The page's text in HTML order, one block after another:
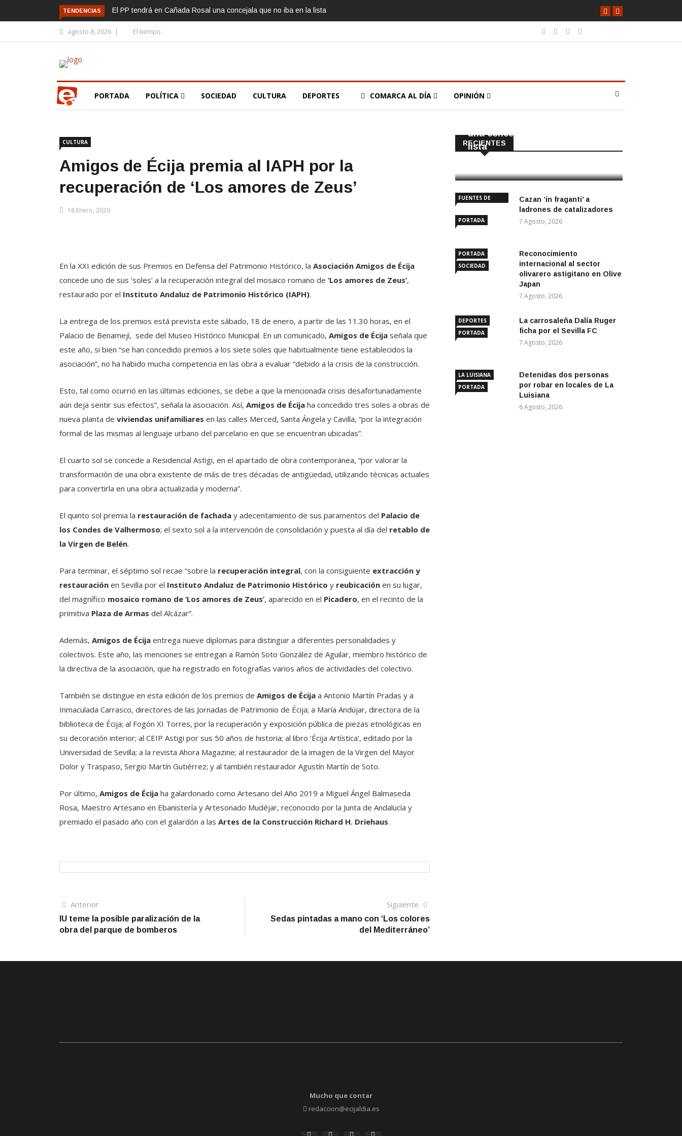
TENDENCIAS El PP tendrá en Cañada Rosal una concejala que no iba en la lista
agosto 8, 2026 El tiempo
PORTADA POLÍTICA SOCIEDAD CULTURA DEPORTES COMARCA AL DÍA OPINIÓN
CULTURA
Amigos de Écija premia al IAPH por la
recuperación de ‘Los amores de Zeus’
18 Enero, 2020
En la XXI edición de sus Premios en Defensa del Patrimonio Histórico, la Asociación Amigos de Écija
concede uno de sus ‘soles’ a la recuperación integral del mosaico romano de ‘Los amores de Zeus’,
restaurado por el Instituto Andaluz de Patrimonio Histórico (IAPH).
La entrega de los premios está prevista este sábado, 18 de enero, a partir de las 11.30 horas, en el
Palacio de Benamejí, sede del Museo Histórico Municipal. En un comunicado, Amigos de Écija señala que
este año, si bien “se han concedido premios a los siete soles que habitualmente tiene establecidos la
asociación”, no ha habido mucha competencia en las obra a evaluar “debido a la crisis de la construcción.
Esto, tal como ocurrió en las últimas ediciones, se debe a que la mencionada crisis desafortunadamente
aún deja sentir sus efectos”, señala la asociación. Así, Amigos de Écija ha concedido tres soles a obras de
nueva planta de viviendas unifamiliares en las calles Merced, Santa Ángela y Cavilla, “por la integración
formal de las mismas al lenguaje urbano del parcelario en que se encuentran ubicadas”.
El cuarto sol se concede a Residencial Astigi, en el apartado de obra contemporánea, “por valorar la
transformación de una obra existente de más de tres décadas de antigüedad, utilizando técnicas actuales
para convertirla en una obra actualizada y moderna”.
El quinto sol premia la restauración de fachada y adecentamiento de sus paramentos del Palacio de
los Condes de Valhermoso; el sexto sol a la intervención de consolidación y puesta al día del retablo de
la Virgen de Belén.
Para terminar, el séptimo sol recae “sobre la recuperación integral, con la consiguiente extracción y
restauración en Sevilla por el Instituto Andaluz de Patrimonio Histórico y reubicación en su lugar,
del magnífico mosaico romano de ‘Los amores de Zeus’, aparecido en el Picadero, en el recinto de la
primitiva Plaza de Armas del Alcázar”.
Además, Amigos de Écija entrega nueve diplomas para distinguir a diferentes personalidades y
colectivos. Este año, las menciones se entregan a Ramón Soto González de Aguilar, miembro histórico de
la directiva de la asociación, que ha registrado en fotografías varios años de actividades del colectivo.
También se distingue en esta edición de los premios de Amigos de Écija a Antonio Martín Pradas y a
Inmaculada Carrasco, directores de las Jornadas de Patrimonio de Écija; a María Andújar, directora de la
biblioteca de Écija; al Fogón XI Torres, por la recuperación y exposición pública de piezas etnológicas en
su decoración interior; al CEIP Astigi por sus 50 años de historia; al libro ‘Écija Artística’, editado por la
Universidad de Sevilla; a la revista Ahora Magazine; al restaurador de la imagen de la Virgen del Mayor
Dolor y Traspaso, Sergio Martín Gutiérrez; y al también restaurador Agustín Martín de Soto.
Por último, Amigos de Écija ha galardonado como Artesano del Año 2019 a Miguel Ángel Balmaseda
Rosa, Maestro Artesano en Ebanistería y Artesonado Mudéjar, reconocido por la Junta de Andalucía y
premiado el pasado año con el galardón a las Artes de la Construcción Richard H. Driehaus.
Navegación
de
AnteriorArtículo
anterior
IU teme la posible paralización de la
obra del parque de bomberos
Siguiente
artículo
Sedas pintadas a mano con ‘Los colores
del Mediterráneo’
RECIENTES
CAÑADA ROSAL
una concejala que no iba en la
lista
FUENTES DE
PORTADA
Cazan ‘in fraganti’ a
ladrones de catalizadores
7 Agosto, 2026
PORTADA
SOCIEDAD
Reconocimiento
internacional al sector
olivarero astigitano en Olive
Japan
7 Agosto, 2026
DEPORTES
PORTADA
La carrosaleña Dalía Ruger
ficha por el Sevilla FC
7 Agosto, 2026
LA LUISIANA
PORTADA
Detenidas dos personas
por robar en locales de La
Luisiana
6 Agosto, 2026
Mucho que contar
redaccion@ecijaldia.es